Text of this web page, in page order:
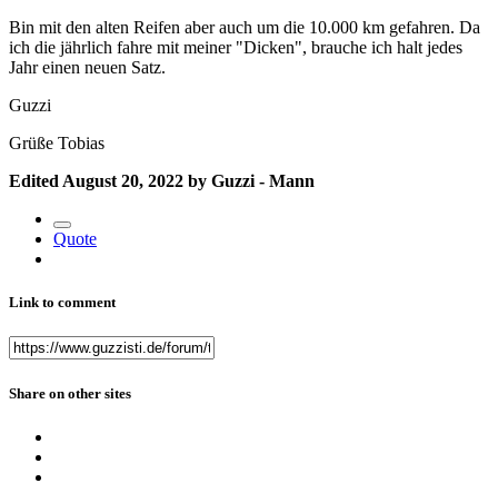
Bin mit den alten Reifen aber auch um die 10.000 km gefahren. Da
ich die jährlich fahre mit meiner "Dicken", brauche ich halt jedes
Jahr einen neuen Satz.
Guzzi
Grüße Tobias
Edited August 20, 2022 by Guzzi - Mann
Quote
Link to comment
Share on other sites